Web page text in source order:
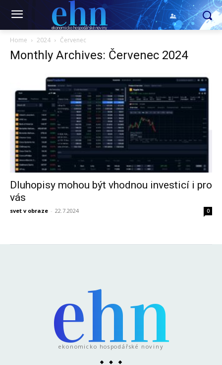
ehn
ekonomicko hospodářské noviny
Home 2024 Červenec
Monthly Archives: Červenec 2024
Dluhopisy mohou být vhodnou investicí i pro
vás
svet v obraze - 22.7.2024 0
ehn
ekonomicko hospodářské noviny